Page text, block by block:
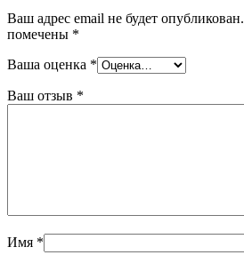
Ваш адрес email не будет опубликован.
помечены *
Ваша оценка *
Ваш отзыв *
Имя *